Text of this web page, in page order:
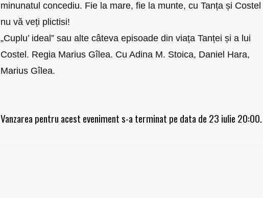
minunatul concediu. Fie la mare, fie la munte, cu Tanța și Costel
nu vă veți plictisi!
„Cuplu’ ideal” sau alte câteva episoade din viața Tanței și a lui
Costel. Regia Marius Gîlea. Cu Adina M. Stoica, Daniel Hara,
Marius Gîlea.
Vanzarea pentru acest eveniment s-a terminat pe data de 23 iulie 20:00.